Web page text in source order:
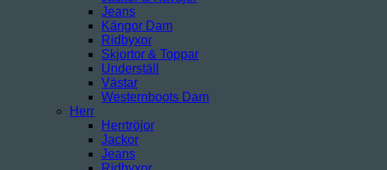
Jeans
Kängor Dam
Ridbyxor
Skjortor & Toppar
Underställ
Västar
Westernboots Dam
Herr
Herrtröjor
Jackor
Jeans